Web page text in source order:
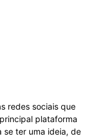
redes sociais que
plataforma
se ter uma ideia, de